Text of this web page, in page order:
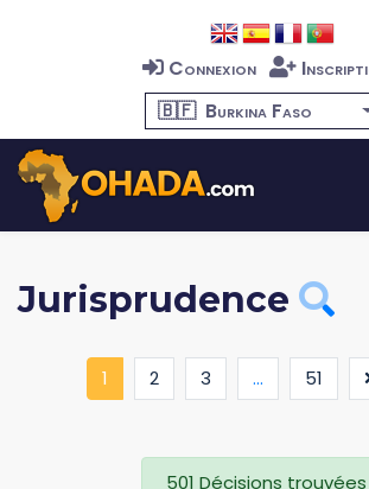
Connexion
🇧🇫 Burkina Faso
Jurisprudence
1 (current)
2 3 ... 51
501 Décisions trouvées